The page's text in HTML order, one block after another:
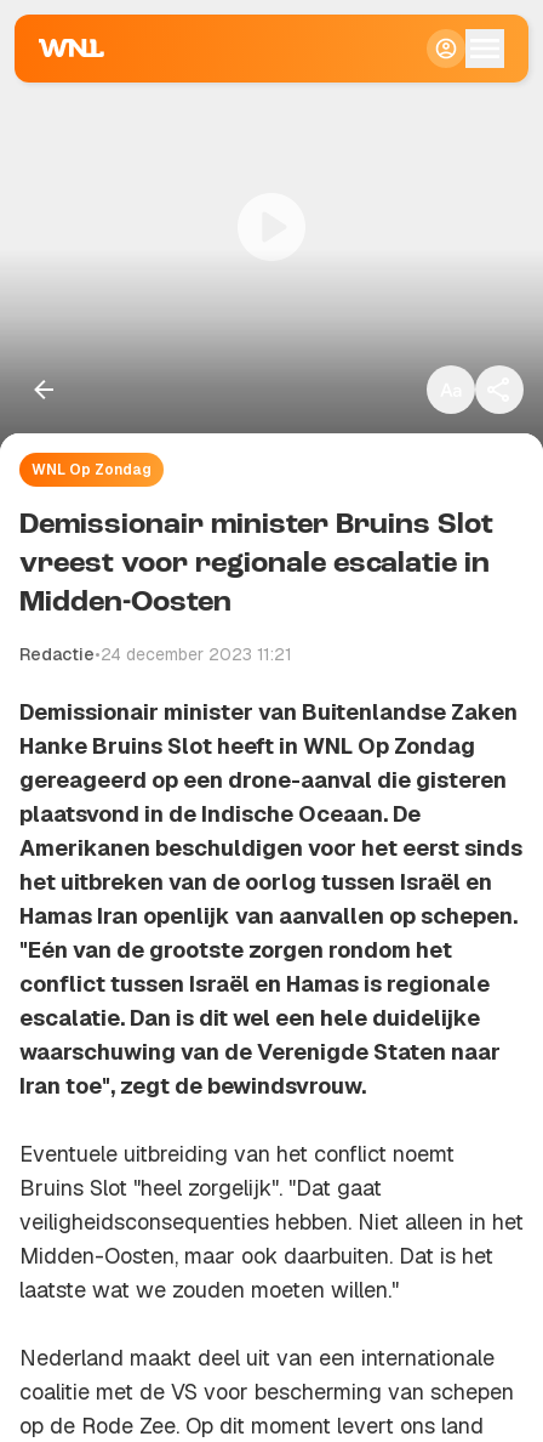
WNL Op Zondag
Demissionair minister Bruins Slot
vreest voor regionale escalatie in
Midden-Oosten
Redactie•24 december 2023 11:21
Demissionair minister van Buitenlandse Zaken
Hanke Bruins Slot heeft in WNL Op Zondag
gereageerd op een drone-aanval die gisteren
plaatsvond in de Indische Oceaan. De
Amerikanen beschuldigen voor het eerst sinds
het uitbreken van de oorlog tussen Israël en
Hamas Iran openlijk van aanvallen op schepen.
"Eén van de grootste zorgen rondom het
conflict tussen Israël en Hamas is regionale
escalatie. Dan is dit wel een hele duidelijke
waarschuwing van de Verenigde Staten naar
Iran toe", zegt de bewindsvrouw.
Eventuele uitbreiding van het conflict noemt
Bruins Slot "heel zorgelijk". "Dat gaat
veiligheidsconsequenties hebben. Niet alleen in het
Midden-Oosten, maar ook daarbuiten. Dat is het
laatste wat we zouden moeten willen."
Nederland maakt deel uit van een internationale
coalitie met de VS voor bescherming van schepen
op de Rode Zee. Op dit moment levert ons land